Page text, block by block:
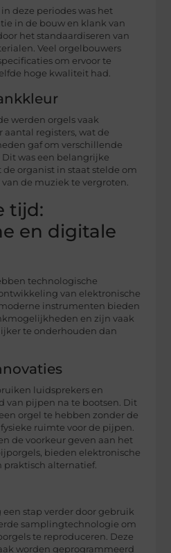
deze periodes was het
in de bouw en klank van
het standaardiseren van
Veel orgelbouwers
om ervoor te
hoge kwaliteit had.
werden orgels vaak
registers, wat de
gaf om verschillende
was een belangrijke
organist in staat stelde om
de muziek te vergroten.
tijd:
en digitale
technologische
van elektronische
instrumenten bieden
en zijn vaak
te onderhouden dan
luidsprekers en
van pijpen na te bootsen. Dit
orgel te hebben zonder de
ruimte voor de pijpen.
de voorkeur geven aan het
bieden elektronische
praktisch alternatief.
stap verder door gebruik
samplingtechnologie om
te reproduceren. Deze
worden geprogrammeerd